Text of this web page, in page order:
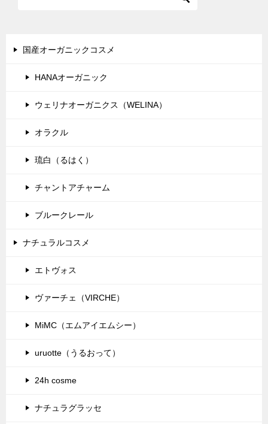
シ
国産オーガニックコスメ
HANAオーガニック
ウェリナオーガニクス（WELINA）
オラクル
琉白（るはく）
チャントアチャーム
ブルークレール
ナチュラルコスメ
エトヴォス
ヴァーチェ（VIRCHE）
MiMC（エムアイエムシー）
uruotte（うるおって）
24h cosme
ナチュラグラッセ